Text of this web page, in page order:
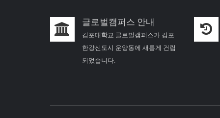
글로벌캠퍼스 안내
김포대학교 글로벌캠퍼스가 김포
한강신도시 운양동에 새롭게 건립
되었습니다.